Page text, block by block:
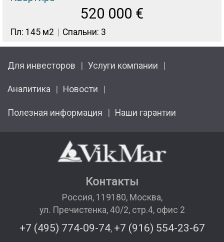
520 000 €
Пл: 145 м2 Спальни: 3
Для инвесторов Услуги компании
Аналитика Новости
Полезная информация Наши гарантии
Контакты
Россия, 119180, Москва,
ул. Пречистенка, 40/2, стр.4, офис 2
+7 (495) 774-09-74, +7 (916) 554-23-67